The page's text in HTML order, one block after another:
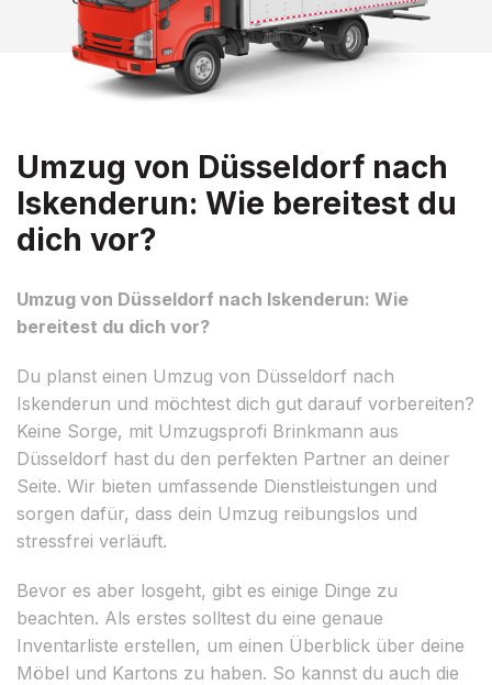
Umzug von Düsseldorf nach
Iskenderun: Wie bereitest du
dich vor?
Umzug von Düsseldorf nach Iskenderun: Wie
bereitest du dich vor?
Du planst einen Umzug von Düsseldorf nach
Iskenderun und möchtest dich gut darauf vorbereiten?
Keine Sorge, mit Umzugsprofi Brinkmann aus
Düsseldorf hast du den perfekten Partner an deiner
Seite. Wir bieten umfassende Dienstleistungen und
sorgen dafür, dass dein Umzug reibungslos und
stressfrei verläuft.
Bevor es aber losgeht, gibt es einige Dinge zu
beachten. Als erstes solltest du eine genaue
Inventarliste erstellen, um einen Überblick über deine
Möbel und Kartons zu haben. So kannst du auch die